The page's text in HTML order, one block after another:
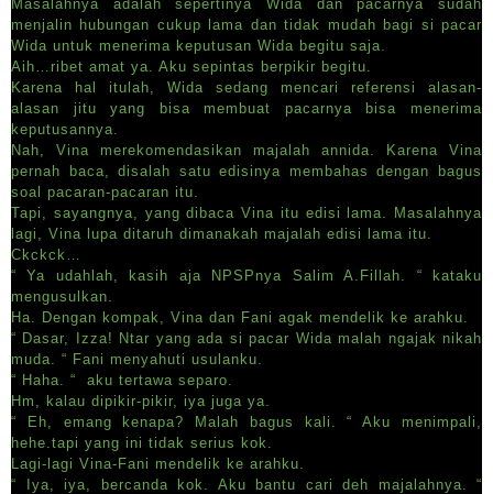
Masalahnya adalah sepertinya Wida dan pacarnya sudah
menjalin hubungan cukup lama dan tidak mudah bagi si pacar
Wida untuk menerima keputusan Wida begitu saja.
Aih…ribet amat ya. Aku sepintas berpikir begitu.
Karena hal itulah, Wida sedang mencari referensi alasan-
alasan jitu yang bisa membuat pacarnya bisa menerima
keputusannya.
Nah, Vina merekomendasikan majalah annida. Karena Vina
pernah baca, disalah satu edisinya membahas dengan bagus
soal pacaran-pacaran itu.
Tapi, sayangnya, yang dibaca Vina itu edisi lama. Masalahnya
lagi, Vina lupa ditaruh dimanakah majalah edisi lama itu.
Ckckck…
“ Ya udahlah, kasih aja NPSPnya Salim A.Fillah. “ kataku
mengusulkan.
Ha. Dengan kompak, Vina dan Fani agak mendelik ke arahku.
“ Dasar, Izza! Ntar yang ada si pacar Wida malah ngajak nikah
muda. “ Fani menyahuti usulanku.
“ Haha. “ aku tertawa separo.
Hm, kalau dipikir-pikir, iya juga ya.
“ Eh, emang kenapa? Malah bagus kali. “ Aku menimpali,
hehe.tapi yang ini tidak serius kok.
Lagi-lagi Vina-Fani mendelik ke arahku.
“ Iya, iya, bercanda kok. Aku bantu cari deh majalahnya. “